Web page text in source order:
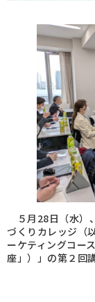
５月28日（水）
づくりカレッジ（
ーケティングコー
座」）」の第２回